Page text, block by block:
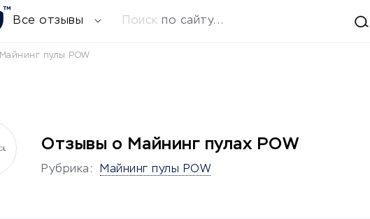
Все отзывы Поиск по сайту...
Майнинг пулы POW
Отзывы о Майнинг пулах POW
Рубрика: Майнинг пулы POW